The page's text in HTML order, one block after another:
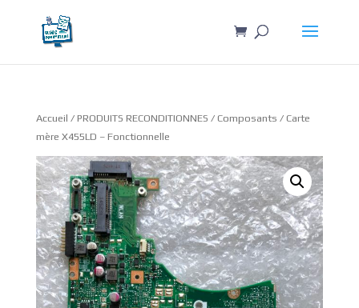
Accueil / PRODUITS RECONDITIONNES / Composants / Carte
mère X455LD – Fonctionnelle